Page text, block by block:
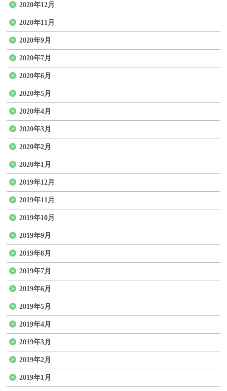
2020年12月
2020年11月
2020年9月
2020年7月
2020年6月
2020年5月
2020年4月
2020年3月
2020年2月
2020年1月
2019年12月
2019年11月
2019年10月
2019年9月
2019年8月
2019年7月
2019年6月
2019年5月
2019年4月
2019年3月
2019年2月
2019年1月